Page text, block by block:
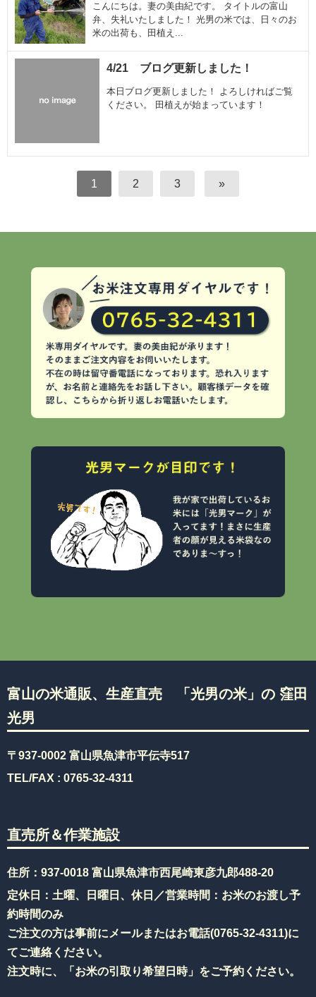
こんにちは。妻の美由紀です。 タイトルの富山
弁、失礼いたしました！ 光男の米では、日々のお
米の出荷も、田植え...
4/21 ブログ更新しました！
本日ブログ更新しました！ よろしければご覧
ください。 田植えが始まっています！
1 2 3 »
富山の米通販、生産直売 「光男の米」の 窪田
光男
〒937-0002 富山県魚津市平伝寺517
TEL/FAX : 0765-32-4311
直売所＆作業施設
住所：937-0018 富山県魚津市西尾崎東彦九郎488-20
定休日：土曜、日曜日、休日／営業時間：お米のお渡し予
約時間のみ
ご注文の方は事前にメールまたはお電話(0765-32-4311)に
てご連絡ください。
注文時に、「お米の引取り希望日時」をご予約ください。